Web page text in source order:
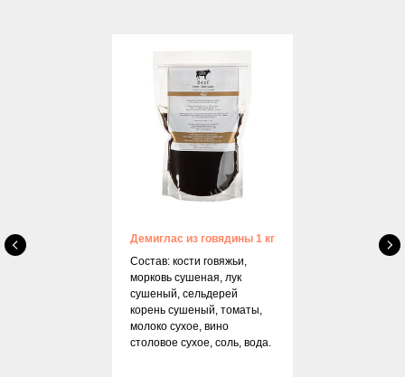
Демиглас из говядины 1 кг
Состав: кости говяжьи,
морковь сушеная, лук
сушеный, сельдерей
корень сушеный, томаты,
молоко сухое, вино
столовое сухое, соль, вода.